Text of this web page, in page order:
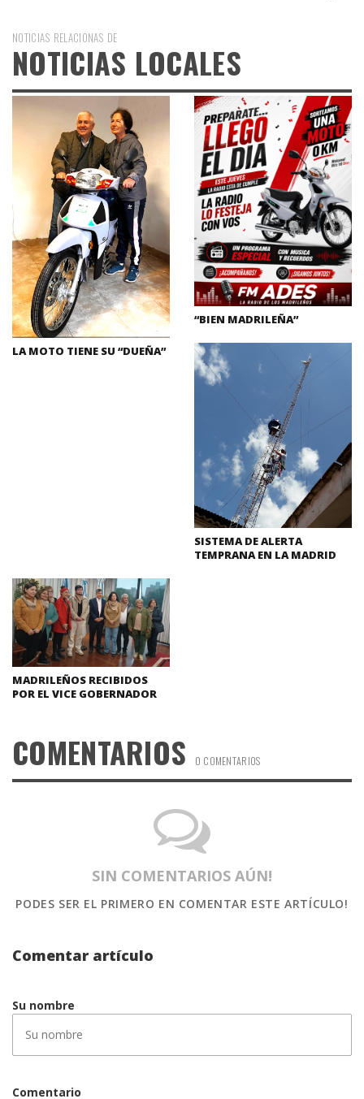
NOTICIAS RELACIONAS DE
NOTICIAS LOCALES
LA MOTO TIENE SU “DUEÑA”
“BIEN MADRILEÑA”
SISTEMA DE ALERTA
TEMPRANA EN LA MADRID
MADRILEÑOS RECIBIDOS
POR EL VICE GOBERNADOR
COMENTARIOS 0 COMENTARIOS
SIN COMENTARIOS AÚN!
PODES SER EL PRIMERO EN COMENTAR ESTE ARTÍCULO!
Comentar artículo
Su nombre
Comentario